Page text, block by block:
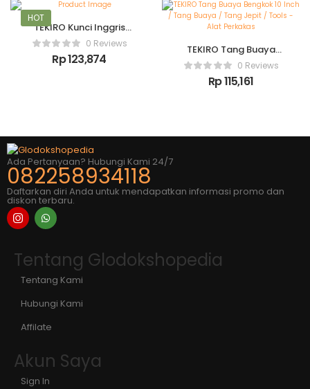
HOT
TEKIRO Kunci Inggris
New 12 Inch0 Reviews
Rp123,874
TEKIRO Tang Buaya
Bengkok 10 Inch / Tang
Buaya / Tang Jepit /
Tools – Alat Perkakas
0 Reviews
Rp115,161
Ada Pertanyaan? Hubungi Kami 24/7
082258934118
Daftarkan diri Anda untuk mendapatkan informasi promo dan
diskon terbaru.
Tentang Glodokshopedia
Tentang Kami
Hubungi Kami
Affilate
Akun Saya
Sign In